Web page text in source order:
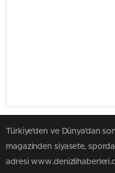
Türkiye'den ve Dünya’dan
magazinden siyasete,
adresi